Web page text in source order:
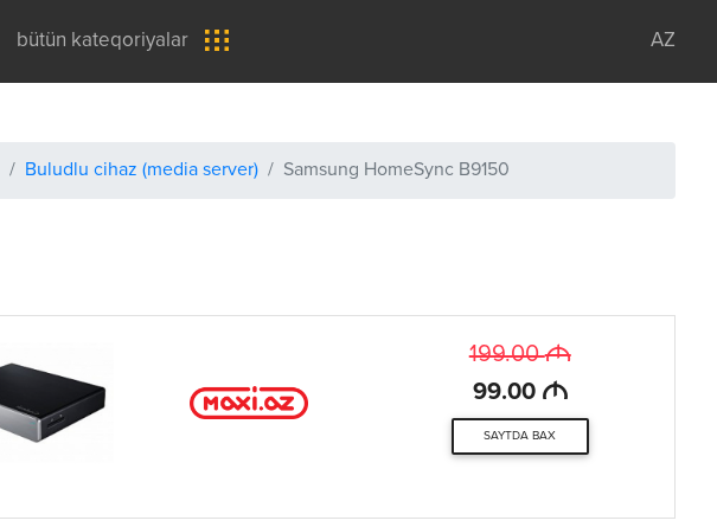
bütün kateqoriyalar AZ
Buludlu cihaz (media server) Samsung HomeSync B9150
199.00M
99.00 M
SAYTDA BAX